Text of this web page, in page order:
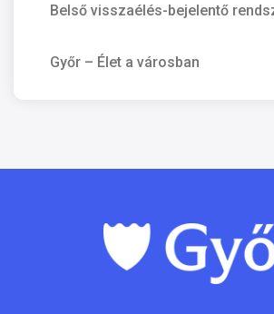
Belső visszaélés-bejelentő
Győr – Élet a városban